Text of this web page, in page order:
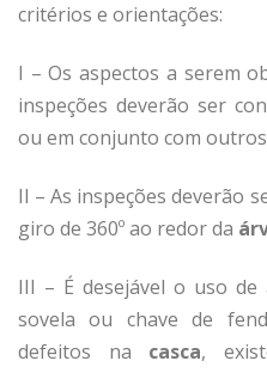
critérios e orientações:
I – Os aspectos a serem
inspeções deverão ser
ou em conjunto com
II – As inspeções deverão
giro de 360º ao redor da
III – É desejável o uso
sovela ou chave de
defeitos na casca,